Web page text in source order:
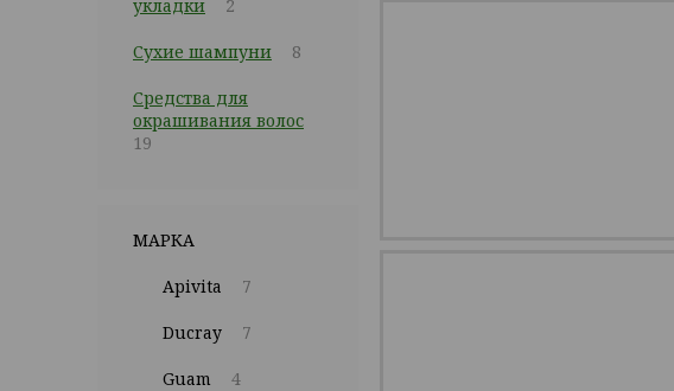
укладки
2
Сухие шампуни 8
Средства для
окрашивания волос
19
МАРКА
Apivita 7
Ducray 7
Guam 4